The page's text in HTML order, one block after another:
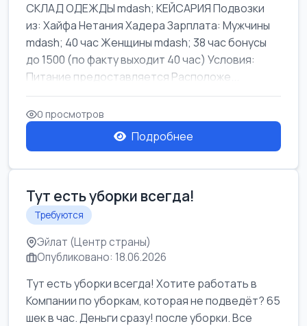
СКЛАД ОДЕЖДЫ mdash; КЕЙСАРИЯ Подвозки
из: Хайфа Нетания Хадера Зарплата: Мужчины
mdash; 40 час Женщины mdash; 38 час бонусы
до 1500 (по факту выходит 40 час) Условия:
Питание предоставляется Расположе...
0 просмотров
Подробнее
Тут есть уборки всегда!
Требуются
Эйлат (Центр страны)
Опубликовано: 18.06.2026
Тут есть уборки всегда! Хотите работать в
Компании по уборкам, которая не подведёт? 65
шек в час. Деньги сразу! после уборки. Все